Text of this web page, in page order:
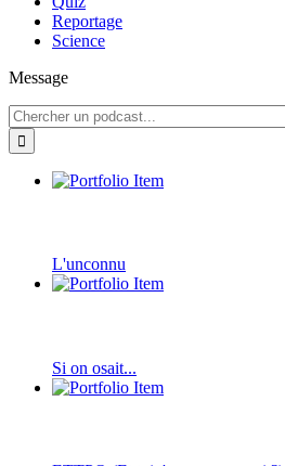
Reportage
Science
Message
L'unconnu
Si on osait...